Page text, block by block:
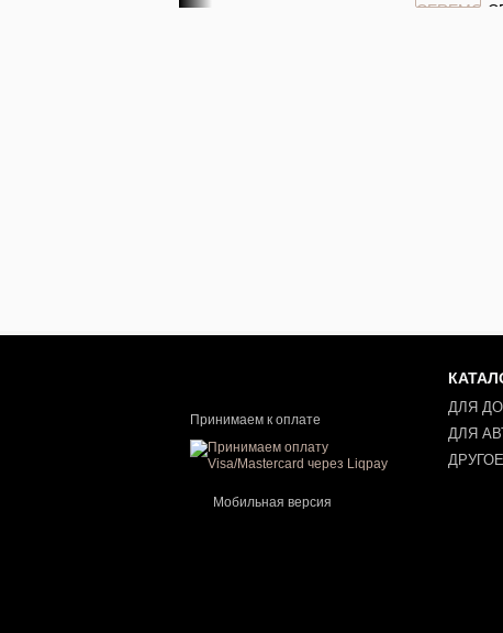
Принимаем к оплате
Мобильная версия
ДЛЯ
ДЛЯ
ДРУГОЕ